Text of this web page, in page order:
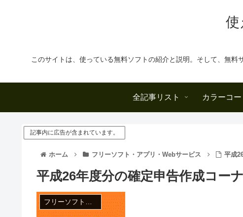
使
このサイトは、使っている無料ソフトの紹介と説明。そして、無
全記事リスト カラーコ
記事内に広告が含まれています。
ホーム フリーソフト・アプリ・Webサービス 平成
平成26年度分の確定申告作成コー
フリーソフト・アプリ・Webサービス